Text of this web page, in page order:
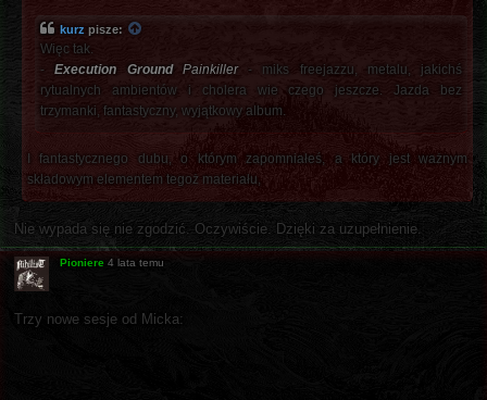
kurz pisze:
Więc tak.
-Execution Ground Painkiller- miks freejazzu, metalu, jakichś
rytualnych ambientów i cholera wie czego jeszcze. Jazda bez
trzymanki, fantastyczny, wyjątkowy album.
I fantastycznego dubu, o którym zapomniałeś, a który jest ważnym
składowym elementem tegoż materiału,
Nie wypada się nie zgodzić. Oczywiście. Dzięki za uzupełnienie.
Pioniere 4 lata temu
Trzy nowe sesje od Micka: